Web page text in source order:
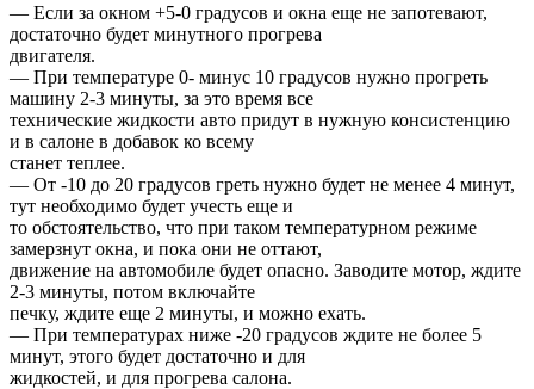
— Если за окном +5-0 градусов и окна еще не запотевают,
достаточно будет минутного прогрева
двигателя.
— При температуре 0- минус 10 градусов нужно прогреть
машину 2-3 минуты, за это время все
технические жидкости авто придут в нужную консистенцию
и в салоне в добавок ко всему
станет теплее.
— От -10 до 20 градусов греть нужно будет не менее 4 минут,
тут необходимо будет учесть еще и
то обстоятельство, что при таком температурном режиме
замерзнут окна, и пока они не оттают,
движение на автомобиле будет опасно. Заводите мотор, ждите
2-3 минуты, потом включайте
печку, ждите еще 2 минуты, и можно ехать.
— При температурах ниже -20 градусов ждите не более 5
минут, этого будет достаточно и для
жидкостей, и для прогрева салона.